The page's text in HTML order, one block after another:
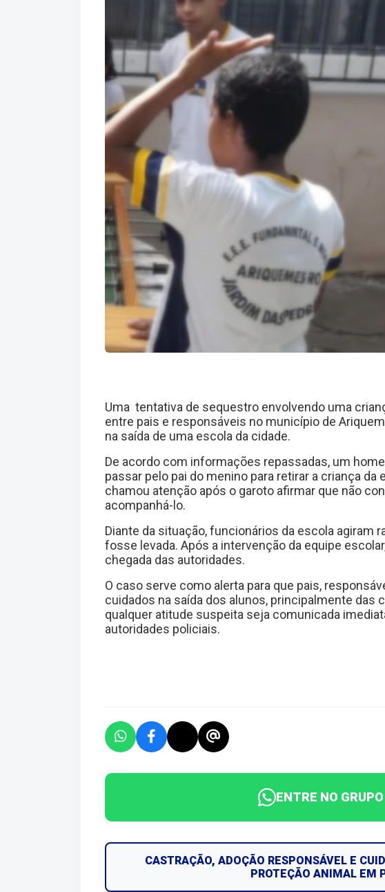
Uma tentativa de sequestro envolvendo uma
entre pais e responsáveis no município de
na saída de uma escola da cidade.
De acordo com informações repassadas, um
passar pelo pai do menino para retirar a criança
chamou atenção após o garoto afirmar que não
acompanhá-lo.
Diante da situação, funcionários da escola agiram
fosse levada. Após a intervenção da equipe
chegada das autoridades.
O caso serve como alerta para que pais,
cuidados na saída dos alunos, principalmente das
qualquer atitude suspeita seja comunicada
autoridades policiais.
ENTRE NO
CASTRAÇÃO, ADOÇÃO RESPONSÁVEL E
PROTEÇÃO ANIMAL EM